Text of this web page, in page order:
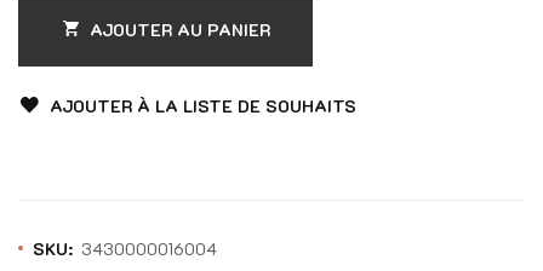
AJOUTER AU PANIER
AJOUTER À LA LISTE DE SOUHAITS
SKU: 3430000016004